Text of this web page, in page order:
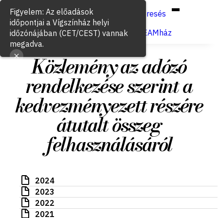
Keresés
Jegyvásárlás
VígSTREAMház
Közlemény az adózó
rendelkezése szerint a
kedvezményezett részére
átutalt összeg
felhasználásáról
2024
2023
2022
2021
Figyelem: Az előadások
időpontjai a Vígszínház helyi
időzónájában (CET/CEST) vannak
megadva.